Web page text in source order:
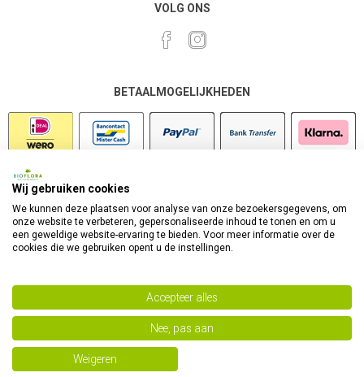
VOLG ONS
BETAALMOGELIJKHEDEN
Powered bynopCommerce
Copyright 2026 Bioflora Health Products. Alle rechten
Wij gebruiken cookies
We kunnen deze plaatsen voor analyse van onze bezoekersgegevens, om
onze website te verbeteren, gepersonaliseerde inhoud te tonen en om u
een geweldige website-ervaring te bieden. Voor meer informatie over de
cookies die we gebruiken opent u de instellingen.
Accepteer alles
Nee, pas aan
Weigeren